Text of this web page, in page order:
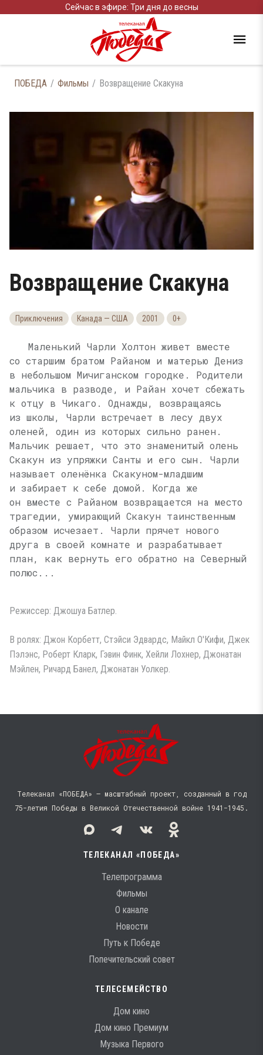
Сейчас в эфире: Три дня до весны
ПОБЕДА Фильмы Возвращение Скакуна
Возвращение Скакуна
Приключения Канада — США 2001 0+
Маленький Чарли Холтон живет вместе
со старшим братом Райаном и матерью Дениз
в небольшом Мичиганском городке. Родители
мальчика в разводе, и Райан хочет сбежать
к отцу в Чикаго. Однажды, возвращаясь
из школы, Чарли встречает в лесу двух
оленей, один из которых сильно ранен.
Мальчик решает, что это знаменитый олень
Скакун из упряжки Санты и его сын. Чарли
называет оленёнка Скакуном-младшим
и забирает к себе домой. Когда же
он вместе с Райаном возвращается на место
трагедии, умирающий Скакун таинственным
образом исчезает. Чарли прячет нового
друга в своей комнате и разрабатывает
план, как вернуть его обратно на Северный
полюс...
Режиссер: Джошуа Батлер.
В ролях: Джон Корбетт, Стэйси Эдвардс, Майкл О'Кифи, Джек
Пэлэнс, Роберт Кларк, Гэвин Финк, Хейли Лохнер, Джонатан
Мэйлен, Ричард Банел, Джонатан Уолкер.
Телеканал «ПОБЕДА» — масштабный проект, созданный в год
75-летия Победы в Великой Отечественной войне 1941−1945.
ТЕЛЕКАНАЛ «ПОБЕДА»
Телепрограмма
Фильмы
О канале
Новости
Путь к Победе
Попечительский совет
ТЕЛЕСЕМЕЙСТВО
Дом кино
Дом кино Премиум
Музыка Первого